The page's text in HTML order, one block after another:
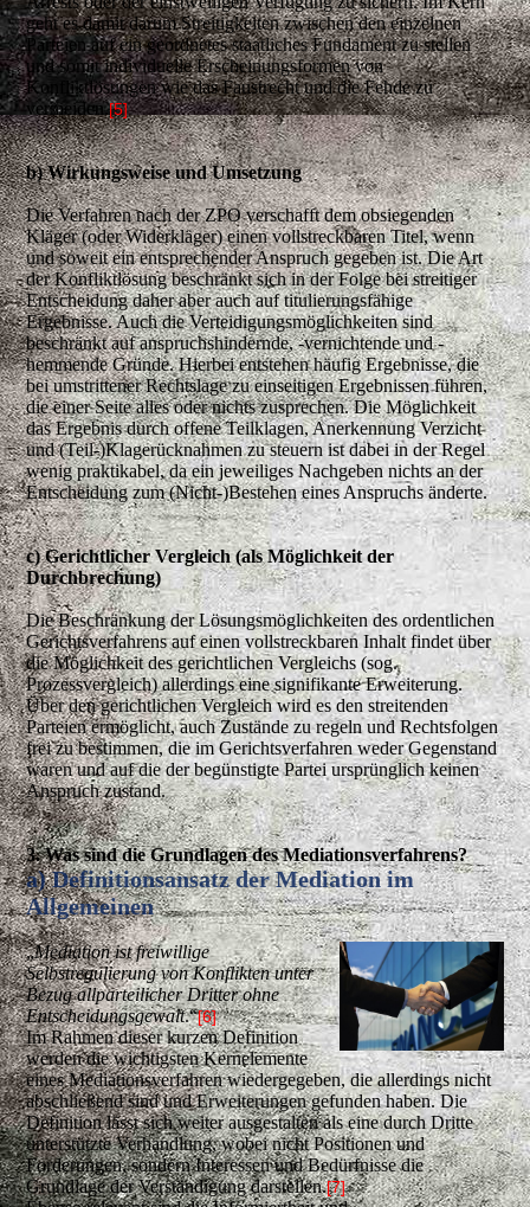
geht es damit darum Streitigkeiten zwischen den einzelnen
Parteien auf ein geordnetes staatliches Fundament zu stellen
und somit individuelle Erscheinungsformen von
Konfliktlösungen wie das Faustrecht und die Fehde zu
vermeiden.[5]
b) Wirkungsweise und Umsetzung
Die Verfahren nach der ZPO verschafft dem obsiegenden
Kläger (oder Widerkläger) einen vollstreckbaren Titel, wenn
und soweit ein entsprechender Anspruch gegeben ist. Die Art
der Konfliktlösung beschränkt sich in der Folge bei streitiger
Entscheidung daher aber auch auf titulierungsfähige
Ergebnisse. Auch die Verteidigungsmöglichkeiten sind
beschränkt auf anspruchshindernde, -vernichtende und -
hemmende Gründe. Hierbei entstehen häufig Ergebnisse, die
bei umstrittener Rechtslage zu einseitigen Ergebnissen führen,
die einer Seite alles oder nichts zusprechen. Die Möglichkeit
das Ergebnis durch offene Teilklagen, Anerkennung Verzicht
und (Teil-)Klagerücknahmen zu steuern ist dabei in der Regel
wenig praktikabel, da ein jeweiliges Nachgeben nichts an der
Entscheidung zum (Nicht-)Bestehen eines Anspruchs änderte.
c) Gerichtlicher Vergleich (als Möglichkeit der
Durchbrechung)
Die Beschränkung der Lösungsmöglichkeiten des ordentlichen
Gerichtsverfahrens auf einen vollstreckbaren Inhalt findet über
die Möglichkeit des gerichtlichen Vergleichs (sog.
Prozessvergleich) allerdings eine signifikante Erweiterung.
Über den gerichtlichen Vergleich wird es den streitenden
Parteien ermöglicht, auch Zustände zu regeln und Rechtsfolgen
frei zu bestimmen, die im Gerichtsverfahren weder Gegenstand
waren und auf die der begünstigte Partei ursprünglich keinen
Anspruch zustand.
3. Was sind die Grundlagen des Mediationsverfahrens?
a) Definitionsansatz der Mediation im
Allgemeinen
„Mediation ist freiwillige
Selbstregulierung von Konflikten unter
Bezug allparteilicher Dritter ohne
Entscheidungsgewalt.“[6]
Im Rahmen dieser kurzen Definition
werden die wichtigsten Kernelemente
eines Mediationsverfahren wiedergegeben, die allerdings nicht
abschließend sind und Erweiterungen gefunden haben. Die
Definition lässt sich weiter ausgestalten als eine durch Dritte
unterstützte Verhandlung, wobei nicht Positionen und
Forderungen, sondern Interessen und Bedürfnisse die
Grundlage der Verständigung darstellen.[7]